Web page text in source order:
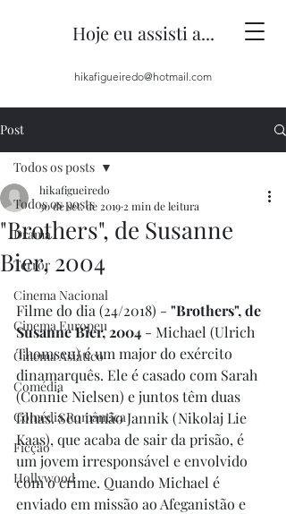
Hoje eu assisti a...
hikafigueiredo@hotmail.com
Post
Todos os posts
Drama
Terror
Cinema Nacional
Cinema Europeu
Cinema Asiático
Comédia
Comédia Romântica
Ficção
Hollywood
Todos os posts
"Brothers", de Susanne
Bier, 2004
hikafigueiredo
30 de set. de 2019 2 min de leitura
Filme do dia (24/2018) - "Brothers", de
Susanne Bier, 2004 - Michael (Ulrich
Thomsen) é um major do exército
dinamarquês. Ele é casado com Sarah
(Connie Nielsen) e juntos têm duas
filhas. Seu irmão Jannik (Nikolaj Lie
Kaas), que acaba de sair da prisão, é
um jovem irresponsável e envolvido
com o crime. Quando Michael é
enviado em missão ao Afeganistão e